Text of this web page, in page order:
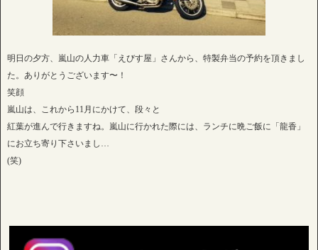
明日の夕方、嵐山の人力車「えびす屋」さんから、特製弁当の予約を頂きまし
た。ありがとうございます〜！
笑顔
嵐山は、これから11月にかけて、段々と
紅葉が進んで行きますね。嵐山に行かれた際には、ランチに晩ご飯に「龍香」
にお立ち寄り下さいまし…
(笑)